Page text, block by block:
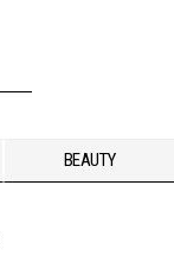
BEAUTY